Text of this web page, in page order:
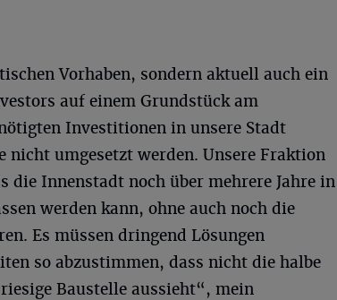
Vorhaben, sondern aktuell auch ein
auf einem Grundstück am
Investitionen in unsere Stadt
nicht umgesetzt werden. Unsere Fraktion
die Innenstadt noch über mehrere Jahre in
werden kann, ohne auch noch die
Es müssen dringend Lösungen
so abzustimmen, dass nicht die halbe
Baustelle aussieht“, mein